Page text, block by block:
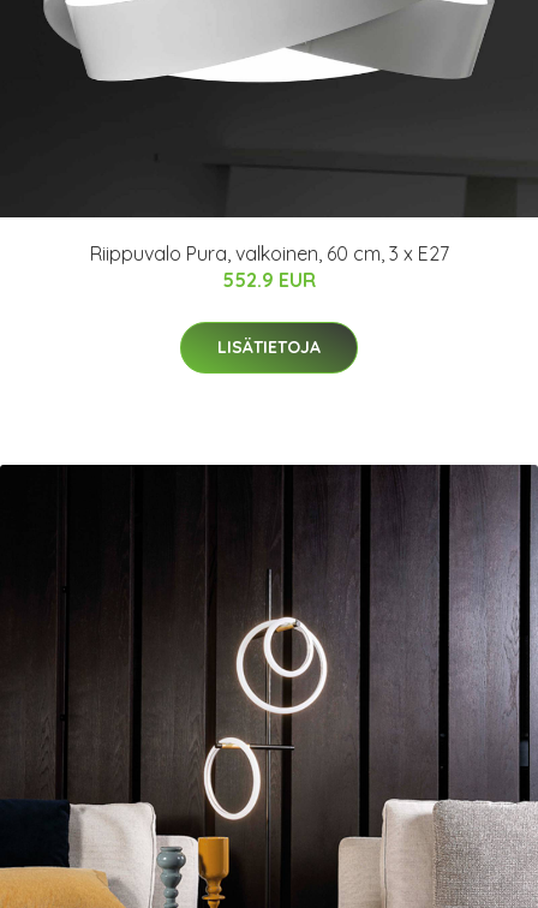
Riippuvalo Pura, valkoinen, 60 cm, 3 x E27
552.9 EUR
LISÄTIETOJA